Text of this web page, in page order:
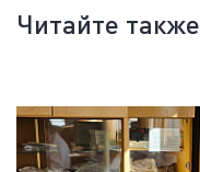
Читайте также